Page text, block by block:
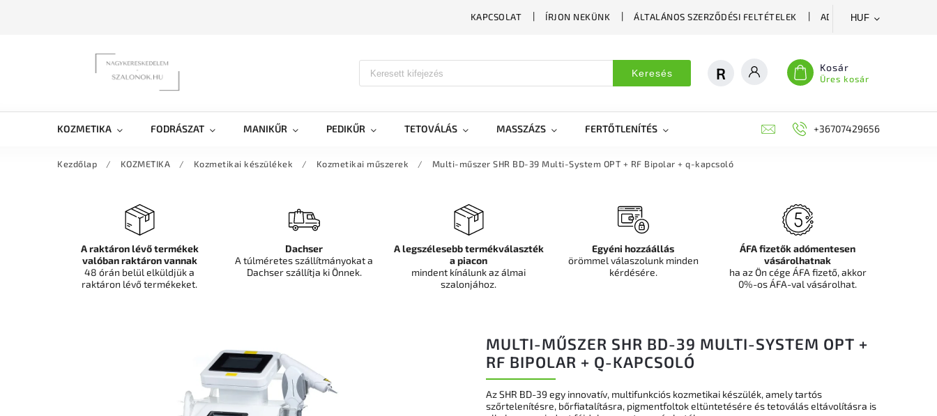
KAPCSOLAT ÍRJON NEKÜNK ÁLTALÁNOS SZERZŐDÉSI FELTÉTELEK ADATVÉDELMI
HUF
Keresés Kosár
Üres kosár
KOZMETIKA FODRÁSZAT MANIKŰR PEDIKŰR TETOVÁLÁS MASSZÁZS FERTŐTLENÍTÉS DEKORÁCIÓS FALPANEL, MŰNÖVÉNY FAL
+36707429656
Kezdőlap / KOZMETIKA / Kozmetikai készülékek / Kozmetikai műszerek / Multi-műszer SHR BD-39 Multi-System OPT + RF Bipolar + q-kapcsoló
MULTI-MŰSZER SHR BD-39 MULTI-SYSTEM OPT +
RF BIPOLAR + Q-KAPCSOLÓ
Az SHR BD-39 egy innovatív, multifunkciós kozmetikai készülék, amely tartós
szőrtelenítésre, bőrfiatalításra, pigmentfoltok eltüntetésére és tetoválás eltávolításra is
A raktáron lévő termékek
valóban raktáron vannak
48 órán belül elküldjük a
raktáron lévő termékeket.
Dachser
A túlméretes szállítmányokat a
Dachser szállítja ki Önnek.
A legszélesebb termékválaszték
a piacon
mindent kínálunk az álmai
szalonjához.
Egyéni hozzáállás
örömmel válaszolunk minden
kérdésére.
ÁFA fizetők adómentesen
vásárolhatnak
ha az Ön cége ÁFA fizető, akkor
0%-os ÁFA-val vásárolhat.